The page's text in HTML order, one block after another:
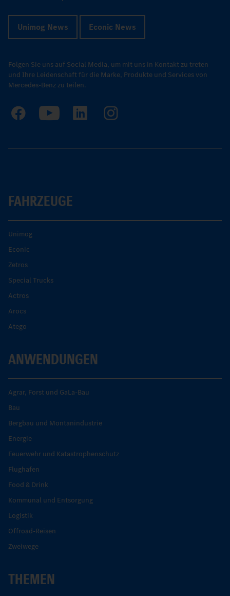
Unimog News Econic News
Folgen Sie uns auf Social Media, um mit uns in Kontakt zu treten
und Ihre Leidenschaft für die Marke, Produkte und Services von
Mercedes-Benz zu teilen.
FAHRZEUGE
Unimog
Econic
Zetros
Special Trucks
Actros
Arocs
Atego
ANWENDUNGEN
Agrar, Forst und GaLa-Bau
Bau
Bergbau und Montanindustrie
Energie
Feuerwehr und Katastrophenschutz
Flughafen
Food & Drink
Kommunal und Entsorgung
Logistik
Offroad-Reisen
Zweiwege
THEMEN